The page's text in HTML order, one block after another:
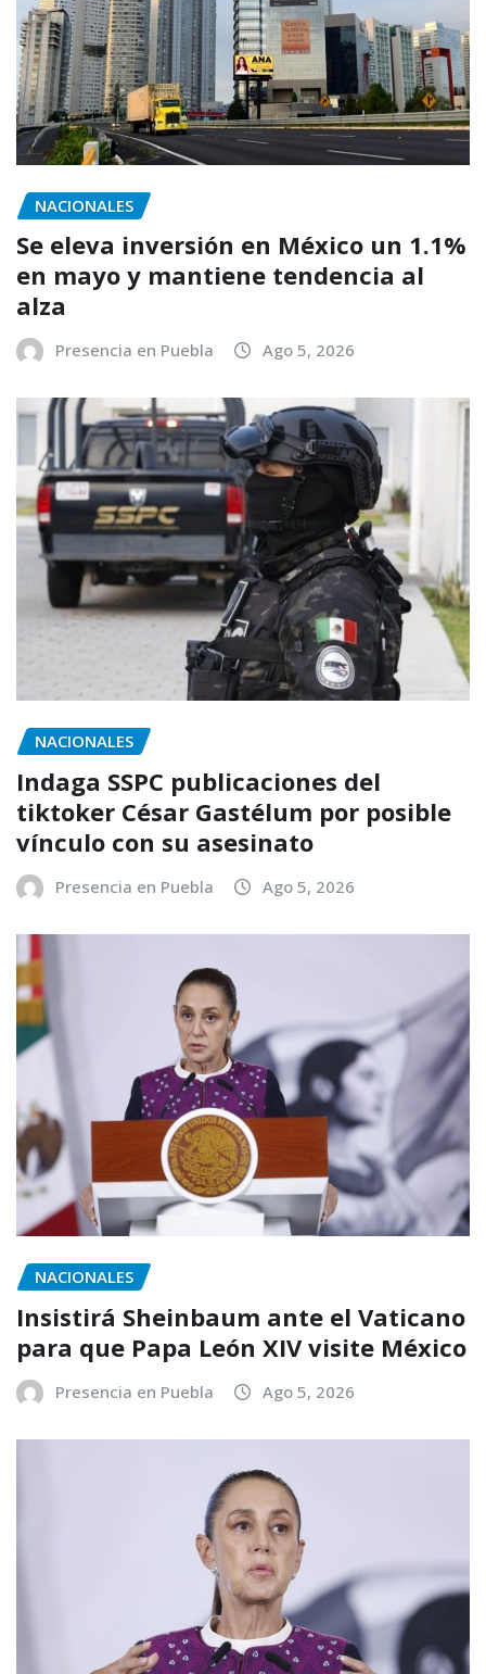
NACIONALES
Se eleva inversión en México un 1.1%
en mayo y mantiene tendencia al
alza
Presencia en Puebla Ago 5, 2026
NACIONALES
Indaga SSPC publicaciones del
tiktoker César Gastélum por posible
vínculo con su asesinato
Presencia en Puebla Ago 5, 2026
NACIONALES
Insistirá Sheinbaum ante el Vaticano
para que Papa León XIV visite México
Presencia en Puebla Ago 5, 2026